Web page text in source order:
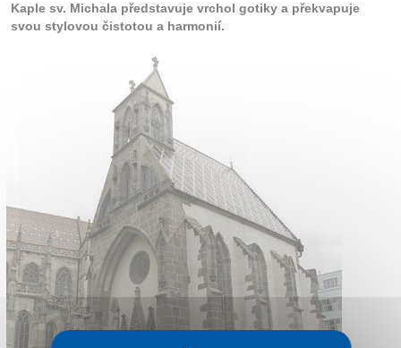
Před cestou
Kaple sv. Michala představuje vrchol gotiky a překvapuje
svou stylovou čistotou a harmonií.